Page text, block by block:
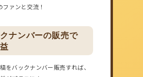
ファンと交流！
ナンバーの販売で
をバックナンバー販売すれば、